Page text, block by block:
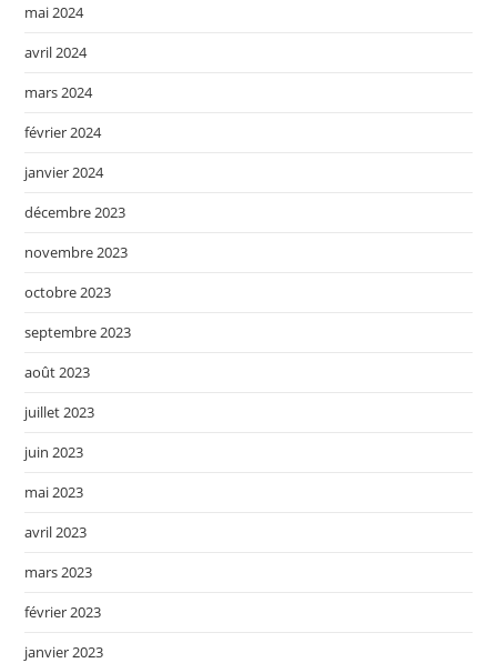
mai 2024
avril 2024
mars 2024
février 2024
janvier 2024
décembre 2023
novembre 2023
octobre 2023
septembre 2023
août 2023
juillet 2023
juin 2023
mai 2023
avril 2023
mars 2023
février 2023
janvier 2023